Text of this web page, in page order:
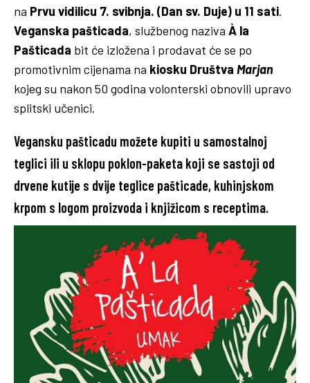
na Prvu vidilicu 7. svibnja. (Dan sv. Duje) u 11 sati.
Veganska pašticada, službenog naziva À la
Pašticada bit će izložena i prodavat će se po
promotivnim cijenama na kiosku Društva Marjan
kojeg su nakon 50 godina volonterski obnovili upravo
splitski učenici.
Vegansku pašticadu možete kupiti u samostalnoj
teglici ili u sklopu poklon-paketa koji se sastoji od
drvene kutije s dvije teglice pašticade, kuhinjskom
krpom s logom proizvoda i knjižicom s receptima.